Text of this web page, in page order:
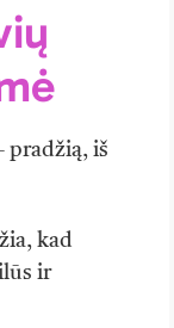
pradžią, iš
kad
ir